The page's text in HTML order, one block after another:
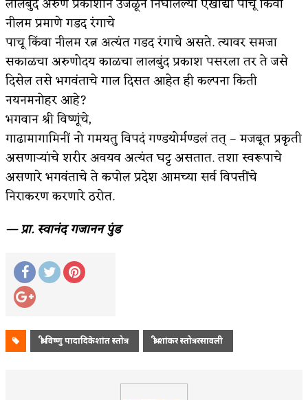
अपूर्ण कथा
बुडीच खटलं – संयुक्त कुटुंब का गरजेचं?
नीलम प्रमाणे गडद रंगाचे
पाचू किंवा नीलम रत्न अत्यंत गडद रंगाचे असते. त्यावर समजा
सकाळचा अरुणोदय काळचा लालबुंद प्रकाश पसरला तर ते जसे
दिसेल तसे भगवंताचे गाल दिसत आहेत ही कल्पना किती
नयनमनोहर आहे?
भगवान श्री विष्णूंचे,
गाढामागामिनीं नो गमयतु विपदं गण्डयोर्मण्डलं तत् – मजबूत प्रकृती
असणाऱ्यांचे शरीर अवयव अत्यंत घट्ट असतात. तशा स्वरूपाचे
असणारे भगवंताचे ते कपोल प्रदेश आमच्या सर्व विपत्तींचे
निराकरण करणारे ठरोत.
— प्रा. स्वानंद गजानन पुंड
श्री विष्णु पादादिकेशांत स्तोत्र श्री शांकर स्तोत्ररसावली